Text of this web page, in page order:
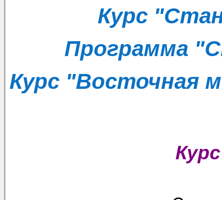
Курс
Программа
Курс "Восточная